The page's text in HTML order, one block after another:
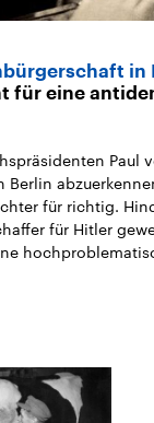
in
für eine
Paul
Berlin
für richtig.
für Hitler